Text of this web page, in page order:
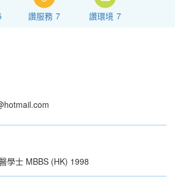
讚服務 7 讚環境 7
學士 MBBS (HK) 1998